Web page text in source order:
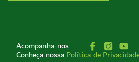
Acompanha-nos
Conheça nossaPolítica de